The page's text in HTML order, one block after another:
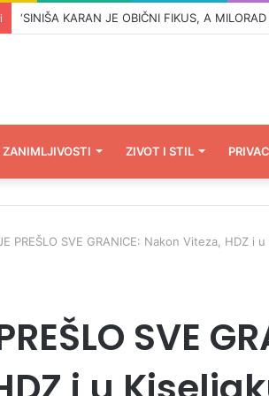
ZANIMLJIVOSTI ZIVOT I STIL
PREŠLO SVE GRANICE: Nakon Viteza, HDZ
SVE